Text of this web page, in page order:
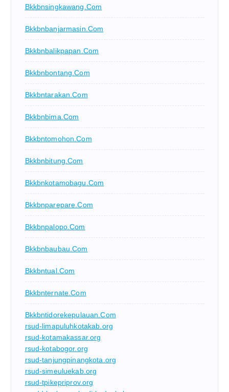
Bkkbnsingkawang.com
Bkkbnbanjarmasin.com
Bkkbnbalikpapan.com
Bkkbnbontang.com
Bkkbntarakan.com
Bkkbnbima.com
Bkkbntomohon.com
Bkkbnbitung.com
Bkkbnkotamobagu.com
Bkkbnparepare.com
Bkkbnpalopo.com
Bkkbnbaubau.com
Bkkbntual.com
Bkkbnternate.com
Bkkbntidorekepulauan.com
rsud-limapuluhkotakab.org
rsud-kotamakassar.org
rsud-kotabogor.org
rsud-tanjungpinangkota.org
rsud-simeuluekab.org
rsud-tpikepriprov.org